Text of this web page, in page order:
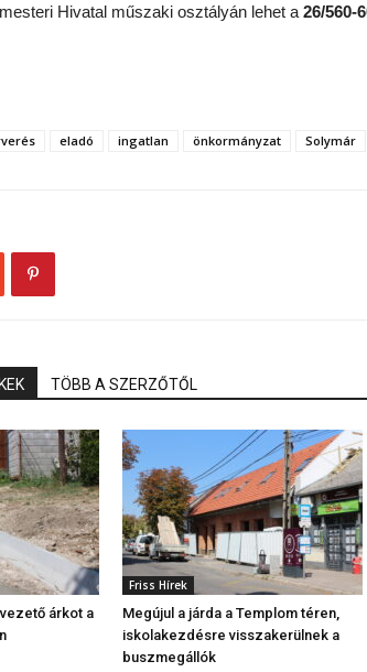
Hivatal műszaki osztályán lehet a 26/560-
eladó ingatlan önkormányzat Solymár
TÖBB A SZERZŐTŐL
árkot a
Friss Hírek
Megújul a járda a Templom téren,
iskolakezdésre visszakerülnek a
buszmegállók